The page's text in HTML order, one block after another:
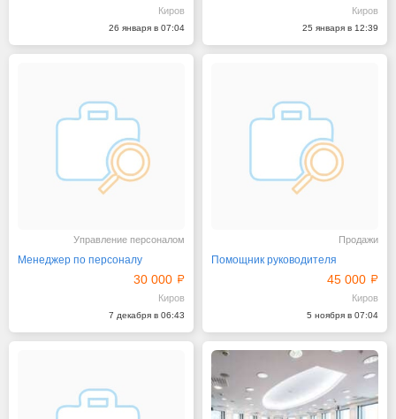
Киров
26 января в 07:04
Киров
25 января в 12:39
Управление персоналом
Менеджер по персоналу
30 000
Киров
7 декабря в 06:43
Продажи
Помощник руководителя
45 000
Киров
5 ноября в 07:04